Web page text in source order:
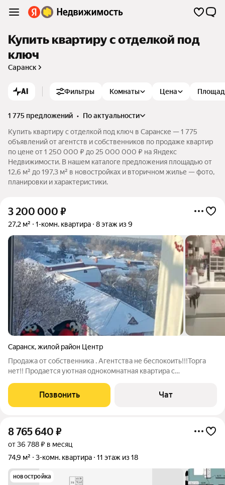
Купить квартиру с отделкой под
ключ
Саранск
AI Фильтры Комнаты Цена
1 775 предложений •
по актуальности
Купить квартиру с отделкой под ключ в Саранске — 1 775
объявлений от агентств и собственников по продаже квартир
по цене от 1 250 000 ₽ до 25 000 000 ₽ на Яндекс
Недвижимости. В нашем каталоге предложения площадью от
12,6 м² до 197,3 м² в новостройках и вторичном жилье — фото,
планировки и характеристики.
3 200 000 ₽
27,2 м² 1-комн. квартира 8 этаж из 9
Саранск,жилой район Центр
Продажа от собственника . Агентства не беспокоить!!!Торга
нет!! Продается уютная однокомнатная квартира с
1974 года постройки. Из окон открывается очень красивый вид
на Ленинский парк (см фото). В
Позвонить Чат
8 765 640 ₽
от 36 788 ₽ в месяц
74,9 м²
3-комн. квартира 11 этаж из 18
новостройка